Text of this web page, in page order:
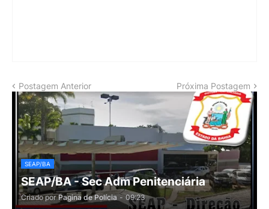
Postagem Anterior Próxima Postagem
SEAP/BA
SEAP/BA - Sec Adm Penitenciária
Criado por Pagina de Polícia - 09:23